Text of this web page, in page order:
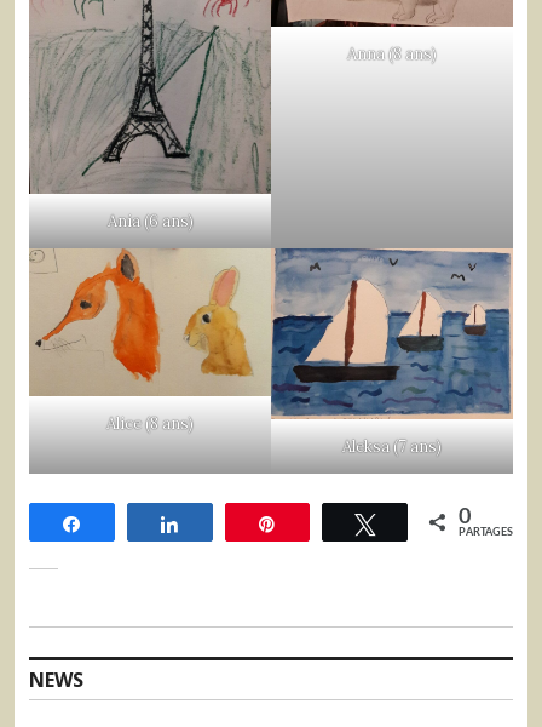
Ania (6 ans)
Anna (8 ans)
Alice (8 ans)
Aleksa (7 ans)
Tweet 0
PARTAGES
NEWS